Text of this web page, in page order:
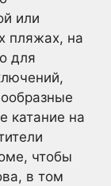
или
пляжах, на
для
катание на
чтобы
в том